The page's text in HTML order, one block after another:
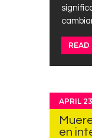
READ
APRIL
en